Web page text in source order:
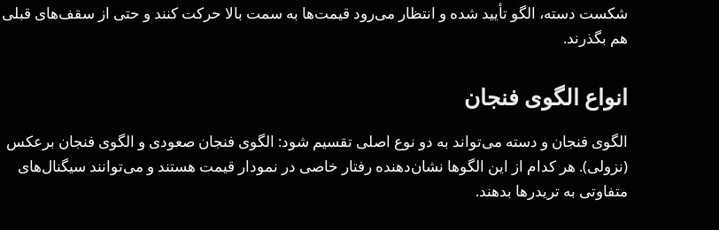
شکست دسته، الگو تأیید شده و انتظار می‌رود قیمت‌ها به سمت بالا حرکت کنند و حتی از سقف‌های قبلی
هم بگذرند.
انواع الگوی فنجان
الگوی فنجان و دسته می‌تواند به دو نوع اصلی تقسیم شود: الگوی فنجان صعودی و الگوی فنجان برعکس
(نزولی). هر کدام از این الگوها نشان‌دهنده رفتار خاصی در نمودار قیمت هستند و می‌توانند سیگنال‌های
متفاوتی به تریدرها بدهند.